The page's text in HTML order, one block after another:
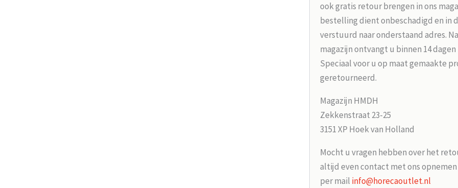
ook gratis retour brengen in ons
bestelling dient onbeschadigd en in
verstuurd naar onderstaand adres.
magazijn ontvangt u binnen 14
Speciaal voor u op maat gemaakte
geretourneerd.
Magazijn HMDH
Zekkenstraat 23-25
3151 XP Hoek van Holland
Mocht u vragen hebben over het
altijd even contact met ons
per mail info@horecaoutlet.nl